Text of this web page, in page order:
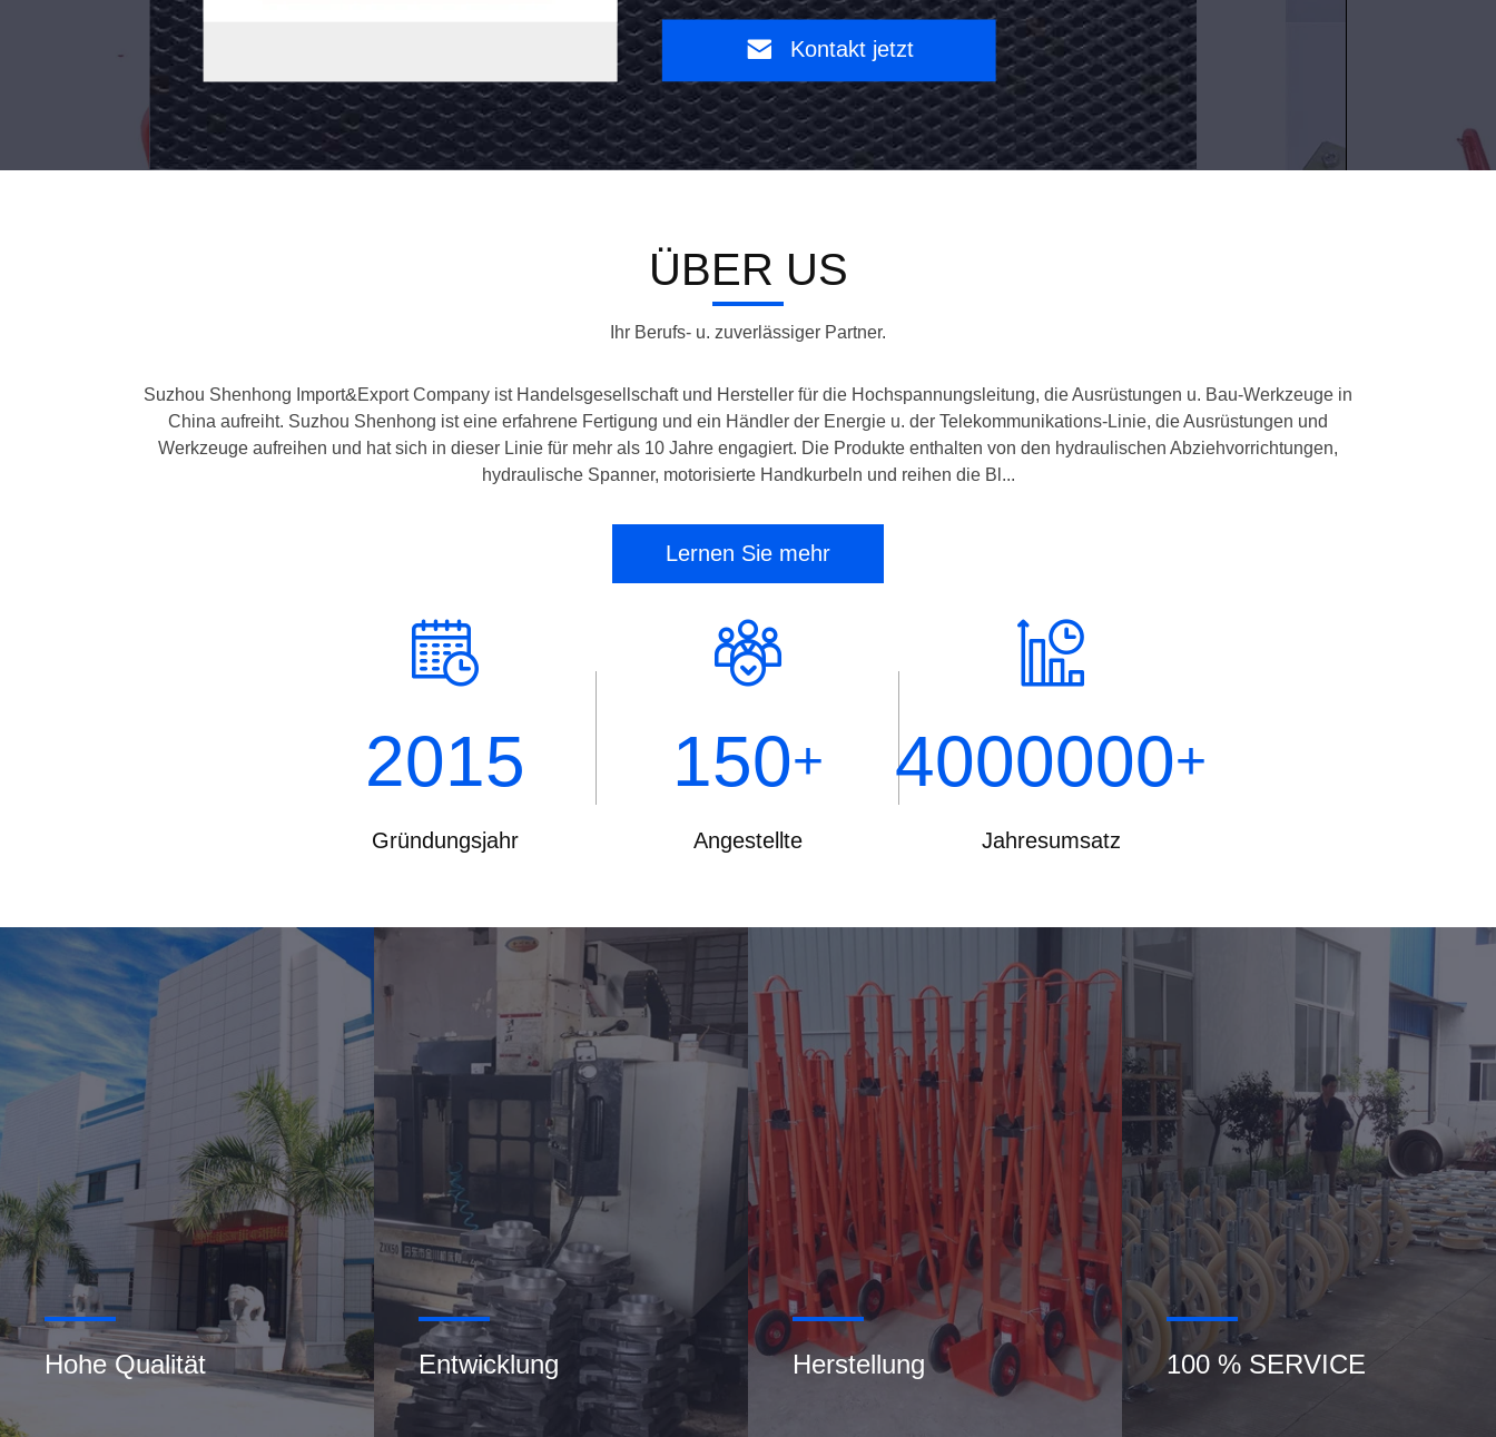
Kontakt
jetzt
8
10
12T
Kontakt
jetzt
Kontakt jetzt
ÜBER US
Ihr Berufs- u. zuverlässiger Partner.
Suzhou Shenhong Import&Export Company ist Handelsgesellschaft und Hersteller für die Hochspannungsleitung, die Ausrüstungen u. Bau-Werkzeuge in
China aufreiht. Suzhou Shenhong ist eine erfahrene Fertigung und ein Händler der Energie u. der Telekommunikations-Linie, die Ausrüstungen und
Werkzeuge aufreihen und hat sich in dieser Linie für mehr als 10 Jahre engagiert. Die Produkte enthalten von den hydraulischen Abziehvorrichtungen,
hydraulische Spanner, motorisierte Handkurbeln und reihen die Bl...
Lernen Sie mehr
2015
Gründungsjahr
150+
Angestellte
4000000+
Jahresumsatz
Hohe Qualität Entwicklung Herstellung 100 % SERVICE